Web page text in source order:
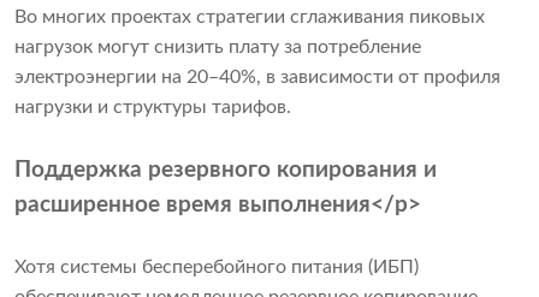
Во многих проектах стратегии сглаживания пиковых
нагрузок могут снизить плату за потребление
электроэнергии на 20–40%, в зависимости от профиля
нагрузки и структуры тарифов.
Поддержка резервного копирования и
расширенное время выполнения</p>
Хотя системы бесперебойного питания (ИБП)